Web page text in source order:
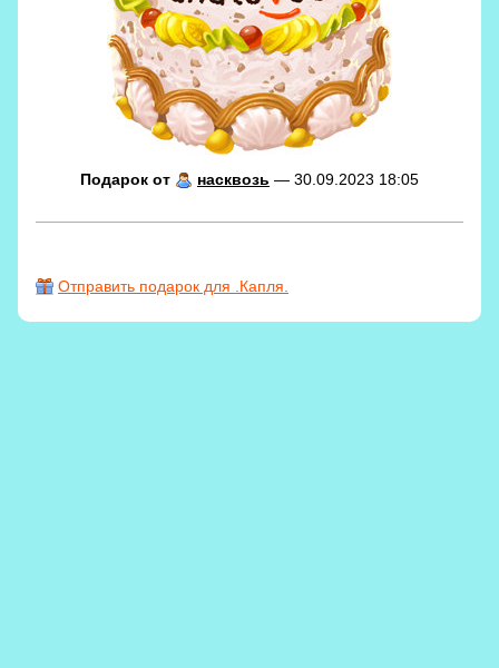
Подарок от насквозь — 30.09.2023 18:05
Отправить подарок для .Капля.